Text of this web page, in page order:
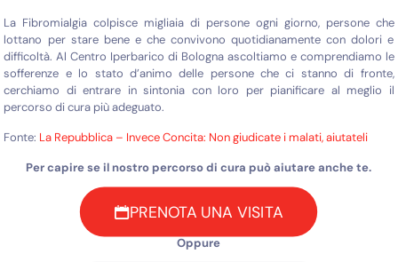
La Fibromialgia colpisce migliaia di persone ogni giorno, persone che
lottano per stare bene e che convivono quotidianamente con dolori e
difficoltà. Al Centro Iperbarico di Bologna ascoltiamo e comprendiamo le
sofferenze e lo stato d’animo delle persone che ci stanno di fronte,
cerchiamo di entrare in sintonia con loro per pianificare al meglio il
percorso di cura più adeguato.
Fonte: La Repubblica – Invece Concita: Non giudicate i malati, aiutateli
Per capire se il nostro percorso di cura può aiutare anche te.
PRENOTA UNA VISITA
Oppure